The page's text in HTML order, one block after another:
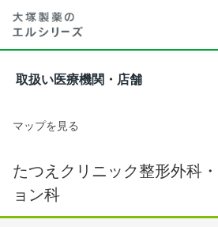
取扱い医療機関・店舗
マップを見る
たつえクリニック整形外科
ョン科